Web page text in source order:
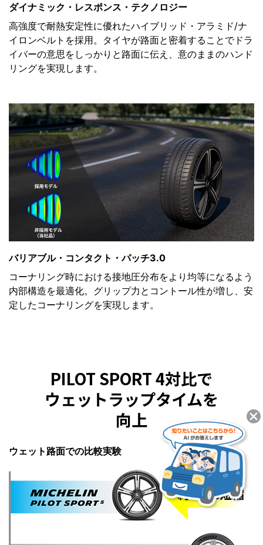
ダイナミック・レスポンス・テクノロジー
高強度で耐熱安定性に優れたハイブリッド・アラミド/ナ
イロンベルトを採用。タイヤが路面と密着することでドラ
イバーの意思をしっかりと路面に伝え、意のままのハンド
リングを実現します。
バリアブル・コンタクト・パッチ3.0
コーナリング時における接地圧分布をより均等になるよう
内部構造を最適化。グリップ力とコントール性が増し、安
定したコーナリングを実現します。
PILOT SPORT 4対比で
ウェットラップタイムを
向上
ウェット路面での比較実験